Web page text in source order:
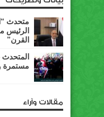
متحدث
الرئيس
القرن”
المتحدث
مستمرة
مقالات وآراء